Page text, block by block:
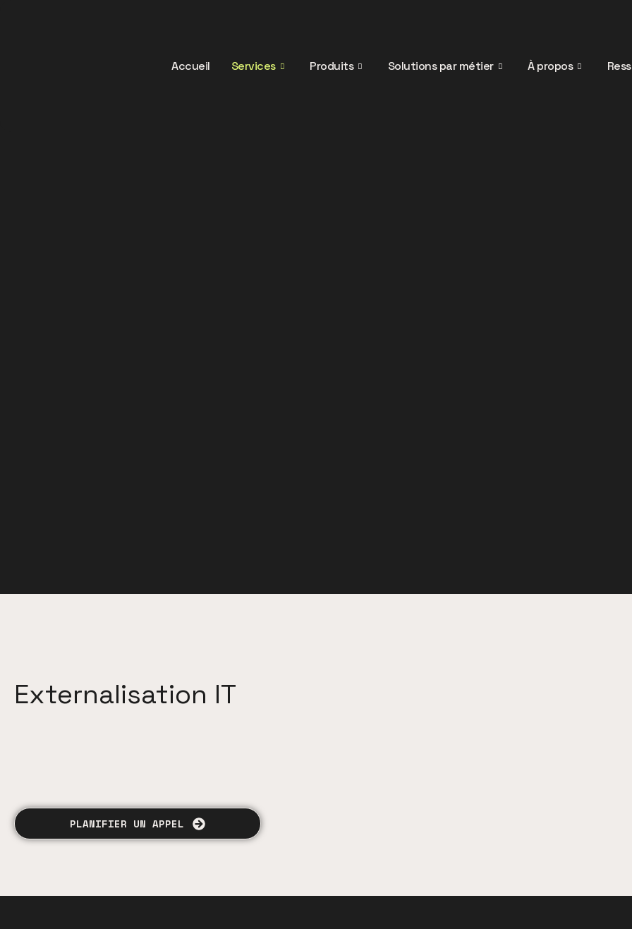
Accueil Services Produits Solutions par métier À propos
Externalisation IT
PLANIFIER UN APPEL